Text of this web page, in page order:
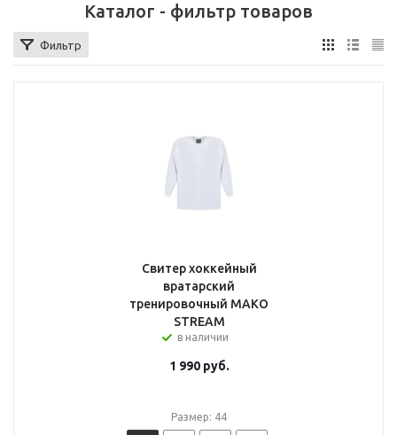
Каталог - фильтр товаров
Фильтр
Свитер хоккейный
вратарский
тренировочный MAKO
STREAM
в наличии
1 990руб.
Размер: 44